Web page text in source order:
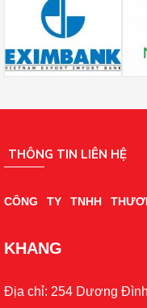
THÔNG TIN LIÊN HỆ
CÔNG TY TNHH
KHANG
Địa chỉ: 254 Dương